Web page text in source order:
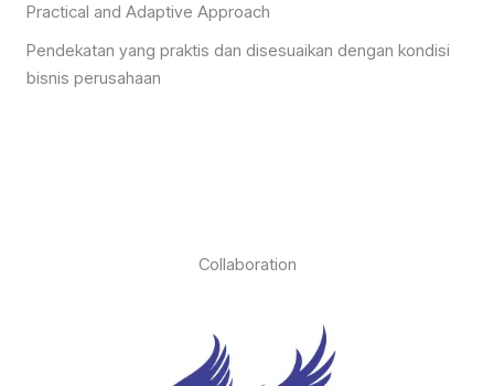
Practical and Adaptive Approach
Pendekatan yang praktis dan disesuaikan dengan kondisi
bisnis perusahaan
Collaboration